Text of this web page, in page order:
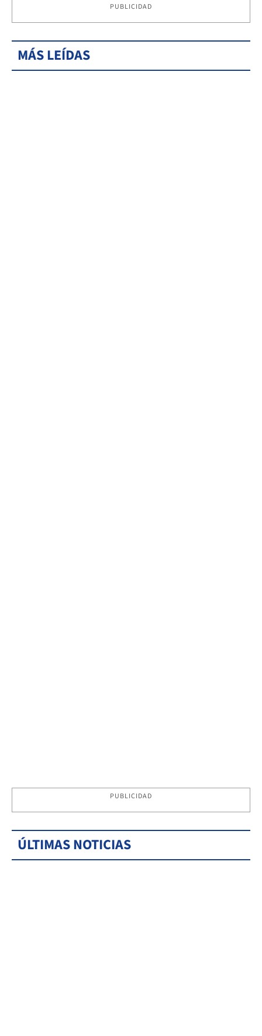
PUBLICIDAD
MÁS LEÍDAS
PUBLICIDAD
ÚLTIMAS NOTICIAS